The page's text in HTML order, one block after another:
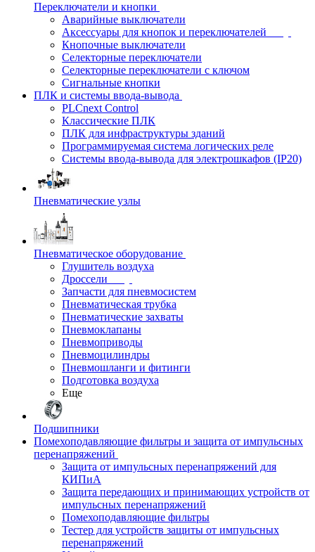
Переключатели и кнопки
Аварийные выключатели
Аксессуары для кнопок и переключателей
Кнопочные выключатели
Селекторные переключатели
Селекторные переключатели с ключом
Сигнальные кнопки
ПЛК и системы ввода-вывода
PLCnext Control
Классические ПЛК
ПЛК для инфраструктуры зданий
Программируемая система логических реле
Системы ввода-вывода для электрошкафов (IP20)
Пневматические узлы
Пневматическое оборудование
Глушитель воздуха
Дроссели
Запчасти для пневмосистем
Пневматическая трубка
Пневматические захваты
Пневмоклапаны
Пневмоприводы
Пневмоцилиндры
Пневмошланги и фитинги
Подготовка воздуха
Еще
Подшипники
Помехоподавляющие фильтры и защита от импульсных
перенапряжений
Защита от импульсных перенапряжений для
КИПиА
Защита передающих и принимающих устройств от
импульсных перенапряжений
Помехоподавляющие фильтры
Тестер для устройств защиты от импульсных
перенапряжений